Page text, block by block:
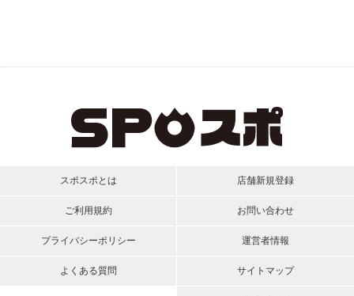
スポスポとは
ご利用規約
プライバシーポリシー
よくある質問
店舗新規登録
お問い合わせ
運営者情報
サイトマップ